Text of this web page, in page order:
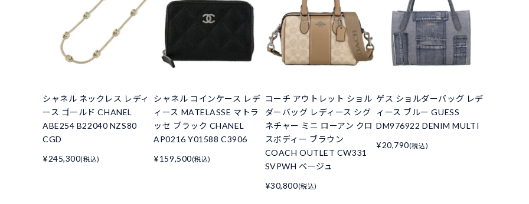
シャネル ネックレス レディ
ース ゴールド CHANEL
ABE254 B22040 NZS80
CGD
¥245,300(税込)
シャネル コインケース レデ
ィース MATELASSE マトラ
ッセ ブラック CHANEL
AP0216 Y01588 C3906
¥159,500(税込)
コーチ アウトレット ショル
ダーバッグ レディース シグ
ネチャー ミニ ローアン クロ
スボディー ブラウン
COACH OUTLET CW331
SVPWH ベージュ
¥30,800(税込)
ゲス ショルダーバッグ レデ
ィース ブルー GUESS
DM976922 DENIM MULTI
¥20,790(税込)